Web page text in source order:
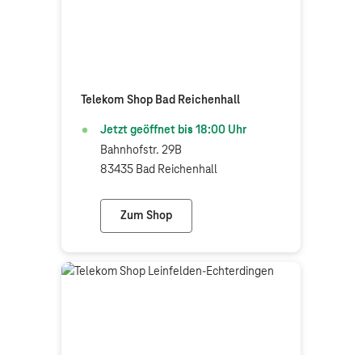
Telekom Shop Bad Reichenhall
Jetzt geöffnet bis 18:00 Uhr
Bahnhofstr. 29B
83435 Bad Reichenhall
Zum Shop
Telekom Shop Bad Reichenhall